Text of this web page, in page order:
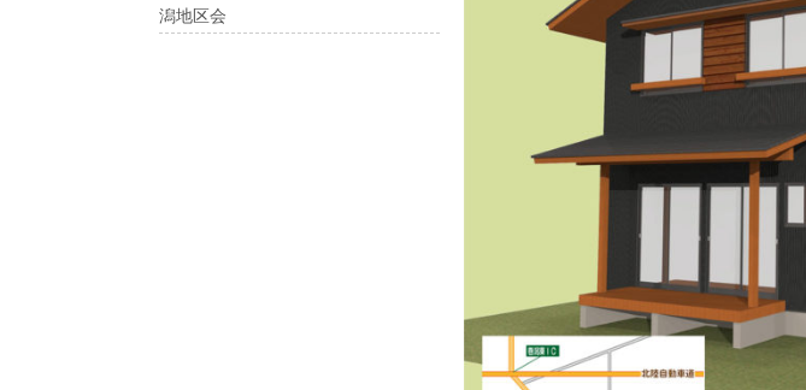
潟地区会